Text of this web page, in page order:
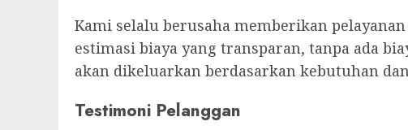
Kami selalu berusaha memberikan
estimasi biaya yang transparan, tanpa ada
akan dikeluarkan berdasarkan kebutuhan
Testimoni Pelanggan